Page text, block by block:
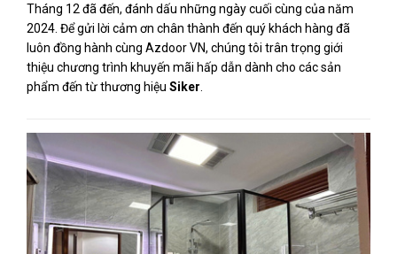
Tháng 12 đã đến, đánh dấu những ngày cuối cùng của năm
2024. Để gửi lời cảm ơn chân thành đến quý khách hàng đã
luôn đồng hành cùng Azdoor VN, chúng tôi trân trọng giới
thiệu chương trình khuyến mãi hấp dẫn dành cho các sản
phẩm đến từ thương hiệu Siker